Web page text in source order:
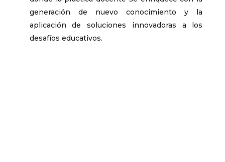
generación de nuevo conocimiento y la
aplicación de soluciones innovadoras a los
desafíos educativos.